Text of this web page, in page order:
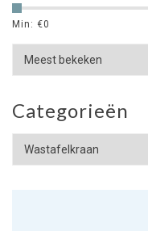
Min: €0
Categorieën